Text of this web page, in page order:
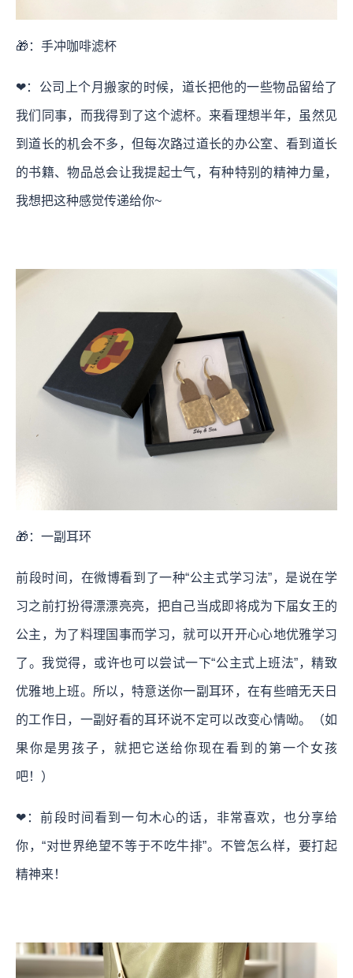
🎁：手冲咖啡滤杯
❤：公司上个月搬家的时候，道长把他的一些物品留给了
我们同事，而我得到了这个滤杯。来看理想半年，虽然见
到道长的机会不多，但每次路过道长的办公室、看到道长
的书籍、物品总会让我提起士气，有种特别的精神力量，
我想把这种感觉传递给你~
🎁：一副耳环
前段时间，在微博看到了一种“公主式学习法”，是说在学
习之前打扮得漂漂亮亮，把自己当成即将成为下届女王的
公主，为了料理国事而学习，就可以开开心心地优雅学习
了。我觉得，或许也可以尝试一下“公主式上班法”，精致
优雅地上班。所以，特意送你一副耳环，在有些暗无天日
的工作日，一副好看的耳环说不定可以改变心情呦。（如
果你是男孩子，就把它送给你现在看到的第一个女孩
吧！）
❤：前段时间看到一句木心的话，非常喜欢，也分享给
你，“对世界绝望不等于不吃牛排”。不管怎么样，要打起
精神来！